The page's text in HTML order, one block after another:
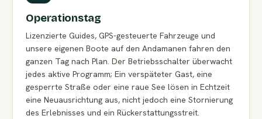
Operationstag
Lizenzierte Guides, GPS-gesteuerte Fahrzeuge und
unsere eigenen Boote auf den Andamanen fahren den
ganzen Tag nach Plan. Der Betriebsschalter überwacht
jedes aktive Programm; Ein verspäteter Gast, eine
gesperrte Straße oder eine raue See lösen in Echtzeit
eine Neuausrichtung aus, nicht jedoch eine Stornierung
des Erlebnisses und ein Rückerstattungsstreit.